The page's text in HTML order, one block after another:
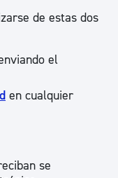
de estas dos
el
en cualquier
se